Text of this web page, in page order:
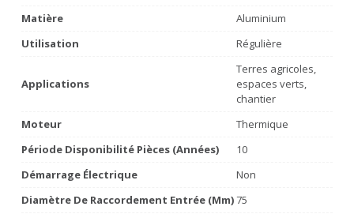
Matière
Aluminium
Utilisation
Régulière
Applications
Terres agricoles,
espaces verts,
chantier
Moteur
Thermique
Période Disponibilité Pièces (années)
10
Démarrage Électrique
Non
Diamètre De Raccordement Entrée (mm)75